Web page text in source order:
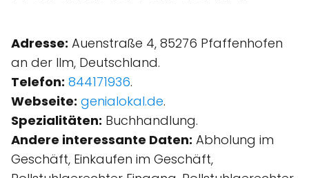
Adresse: Auenstraße 4, 85276 Pfaffenhofen
an der Ilm, Deutschland.
Telefon: 844171936.
Webseite: genialokal.de.
Spezialitäten: Buchhandlung.
Andere interessante Daten: Abholung im
Geschäft, Einkaufen im Geschäft,